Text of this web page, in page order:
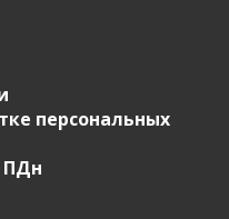
персональных
ПДн